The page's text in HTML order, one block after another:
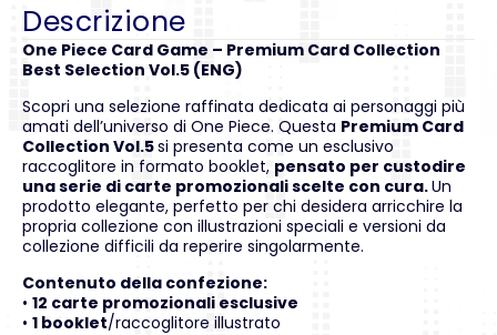
Descrizione
One Piece Card Game – Premium Card Collection
Best Selection Vol.5 (ENG)
Scopri una selezione raffinata dedicata ai personaggi più
amati dell’universo di One Piece. Questa Premium Card
Collection Vol.5si presenta come un esclusivo
raccoglitore in formato booklet, pensato per custodire
una serie di carte promozionali scelte con cura.Un
prodotto elegante, perfetto per chi desidera arricchire la
propria collezione con illustrazioni speciali e versioni da
collezione difficili da reperire singolarmente.
Contenuto della confezione:
• 12 carte promozionali esclusive
• 1 booklet/raccoglitore illustrato